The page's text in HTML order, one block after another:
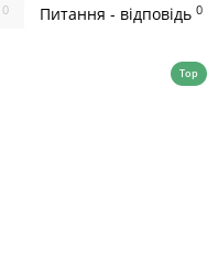
0 Питання - відповідь 0
Top